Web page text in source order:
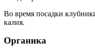
Во время посадки
калия.
Органика